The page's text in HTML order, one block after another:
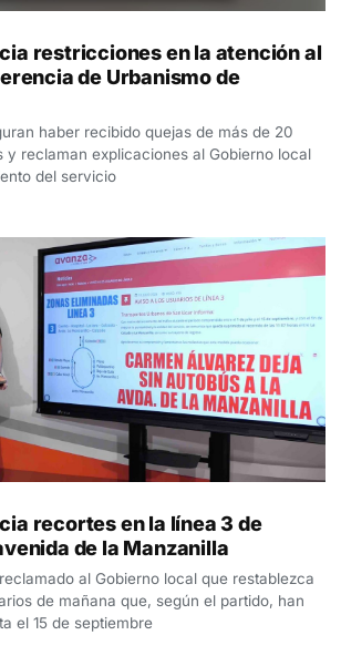
restricciones en la atención al
de Urbanismo de
haber recibido quejas de más de 20
y reclaman explicaciones al Gobierno local
del servicio
recortes en la línea 3 de
de la Manzanilla
al Gobierno local que restablezca
de mañana que, según el partido, han
el 15 de septiembre